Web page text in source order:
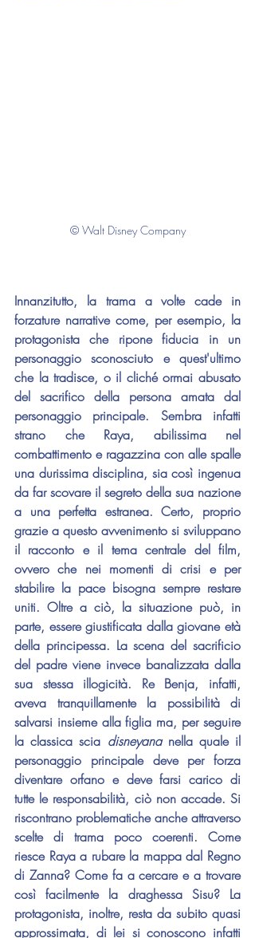
© Walt Disney Company
Innanzitutto, la trama a volte cade in
forzature narrative come, per esempio, la
protagonista che ripone fiducia in un
personaggio sconosciuto e quest'ultimo
che la tradisce, o il cliché ormai abusato
del sacrifico della persona amata dal
personaggio principale. Sembra infatti
strano che Raya, abilissima nel
combattimento e ragazzina con alle spalle
una durissima disciplina, sia così ingenua
da far scovare il segreto della sua nazione
a una perfetta estranea. Certo, proprio
grazie a questo avvenimento si sviluppano
il racconto e il tema centrale del film,
ovvero che nei momenti di crisi e per
stabilire la pace bisogna sempre restare
uniti. Oltre a ciò, la situazione può, in
parte, essere giustificata dalla giovane età
della principessa. La scena del sacrificio
del padre viene invece banalizzata dalla
sua stessa illogicità. Re Benja, infatti,
aveva tranquillamente la possibilità di
salvarsi insieme alla figlia ma, per seguire
la classica scia disneyana nella quale il
personaggio principale deve per forza
diventare orfano e deve farsi carico di
tutte le responsabilità, ciò non accade. Si
riscontrano problematiche anche attraverso
scelte di trama poco coerenti. Come
riesce Raya a rubare la mappa dal Regno
di Zanna? Come fa a cercare e a trovare
così facilmente la draghessa Sisu? La
protagonista, inoltre, resta da subito quasi
approssimata, di lei si conoscono infatti